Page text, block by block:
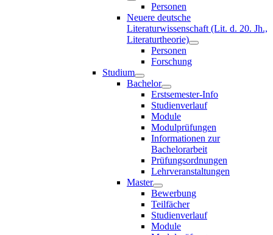
Personen
Neuere deutsche
Literaturwissenschaft (Lit. d. 20. Jh.,
Literaturtheorie)
Personen
Forschung
Studium
Bachelor
Erstsemester-Info
Studienverlauf
Module
Modulprüfungen
Informationen zur
Bachelorarbeit
Prüfungsordnungen
Lehrveranstaltungen
Master
Bewerbung
Teilfächer
Studienverlauf
Module